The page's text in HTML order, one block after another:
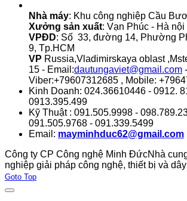
Nhà máy: Khu công nghiệp Cầu
Xưởng sản xuất: Vạn Phúc - Hà nội
VPĐD: Số 33, đường 14, Phường
9, Tp.HCM
VP Russia,Vladimirskaya oblast
15 - Email:dautungaviet@gmail.com -
Viber:+79607312685 , Mobile:
Kinh Doanh: 024.36610446 - 0912.
0913.395.499
Kỹ Thuật : 091.505.9998 -
091.505.9768 - 091.339.5499
Email: mayminhduc62@gmail.com
Công ty CP Công nghệ Minh ĐứcNhà
nghiệp giải pháp công nghệ, thiết bị và
Joomla! 3 Templates
Goto Top